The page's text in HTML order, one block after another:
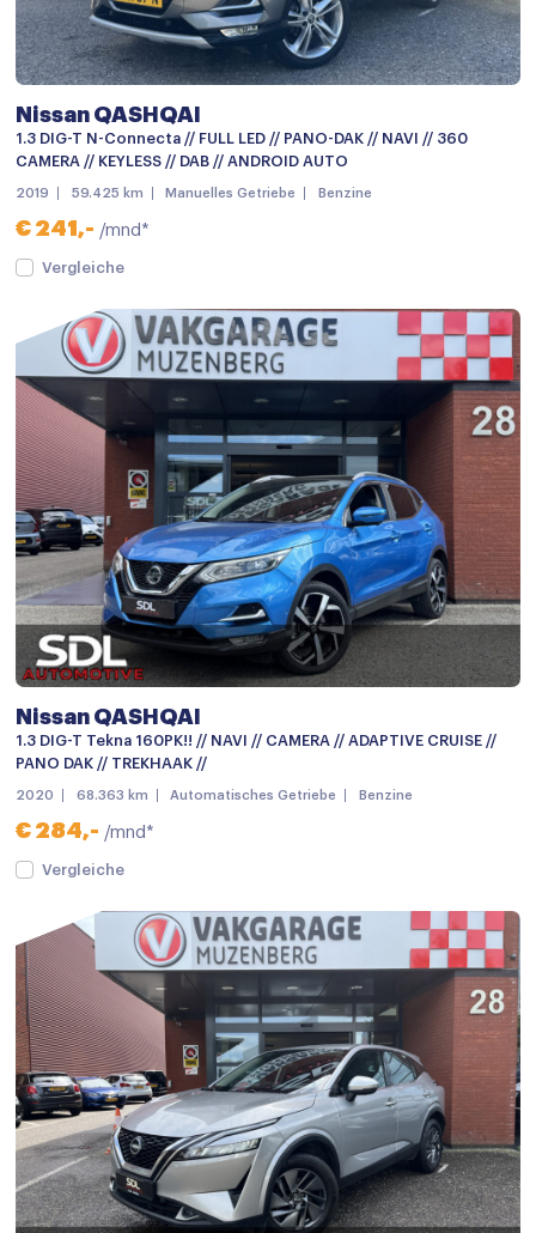
Chroom delen exterieur
Dakspoiler
Elektronische remkrachtverdeling
Grootlichtassistent
Keyless entry
keyless entry
Koplampen adaptief
LED dagrijverlichting
Lichtmetalen velgen
Lichtmetalen velgen 17"
Mistlampen
Parkeer assistent
Parkeersensor achter
Parkeersensoren
Achteruitrijcamera
Audio installatie
Multimedia systeem
Navigatie
Radio
Achterbank in delen neerklapbaar
Airco met elektronische regeling
Armsteun
Armsteun achter
Nissan QASHQAI
1.3 DIG-T N-Connecta // FULL LED // PANO-DAK // NAVI // 360
CAMERA // KEYLESS // DAB // ANDROID AUTO
2019 59.425 km Manuelles Getriebe Benzine
€ 241,- /mnd*
Vergleiche
Nissan QASHQAI
1.3 DIG-T Tekna 160PK!! // NAVI // CAMERA // ADAPTIVE CRUISE //
PANO DAK // TREKHAAK //
2020 68.363 km Automatisches Getriebe Benzine
€ 284,- /mnd*
Vergleiche